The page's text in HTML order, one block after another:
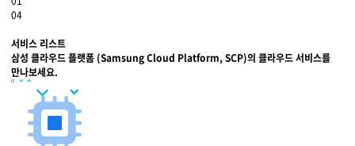
04
이전
다음
서비스 리스트
삼성 클라우드 플랫폼 (Samsung Cloud Platform, SCP)의 클라우드 서비스를
만나보세요.